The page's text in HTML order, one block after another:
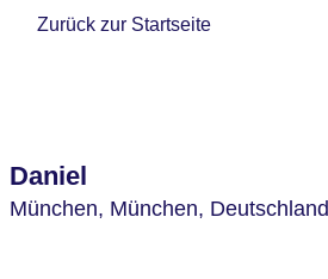
Zurück zur Startseite
Daniel
München, München, Deutschland